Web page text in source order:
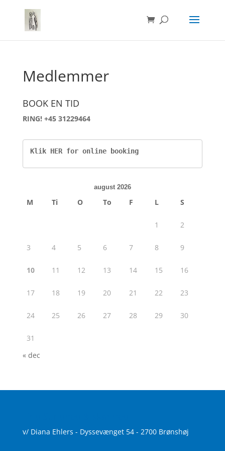
Medlemmer
BOOK EN TID
RING! +45 31229464
Klik HER for online booking
august 2026
M Ti O To F L S
1 2
3 4 5 6 7 8 9
10 11 12 13 14 15 16
17 18 19 20 21 22 23
24 25 26 27 28 29 30
31
« dec
v/ Diana Ehlers - Dyssevænget 54 - 2700 Brønshøj